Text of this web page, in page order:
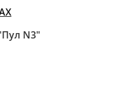
N3"